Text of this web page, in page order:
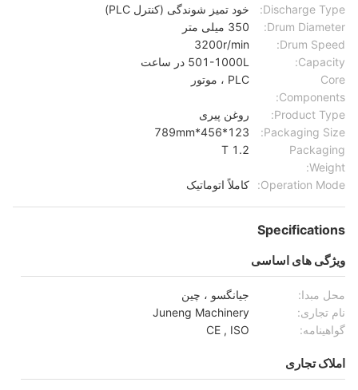
Discharge Type:
خود تمیز شوندگی (کنترل PLC)
Drum Diameter:
350 میلی متر
Drum Speed:
3200r/min
Capacity:
501-1000L در ساعت
Core
Components:
PLC ، موتور
Product Type:
روغن پیری
Packaging Size:
123*456*789mm
Packaging
Weight:
1.2 T
Operation Mode: کاملاً اتوماتیک
Specifications
ویژگی های اساسی
محل مبدا:
جیانگسو ، چین
نام تجاری:
Juneng Machinery
گواهینامه:
CE , ISO
املاک تجاری